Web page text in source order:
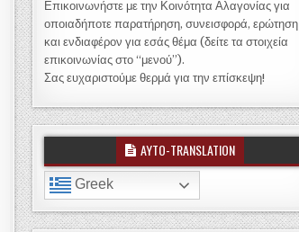
Επικοινωνήστε με την Κοινότητα Αλαγονίας για
οποιαδήποτε παρατήρηση, συνεισφορά, ερώτηση
και ενδιαφέρον για εσάς θέμα (δείτε τα στοιχεία
επικοινωνίας στο “μενού”).
Σας ευχαριστούμε θερμά για την επίσκεψη!
AYTO-TRANSLATION
Greek